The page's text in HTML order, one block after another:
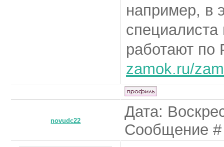
например, в
работают по
zamok.ru/
novudc22
Дата:
Сообщение